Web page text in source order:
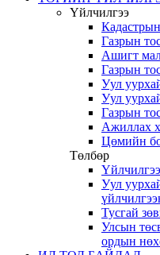
Үйлчилгээ
Газрын
Ашигт
Газрын
Уул
Уул
Газрын
Ажиллах
Цөмийн
Төлбөр
Уул
Тусгай
Улсын
ордын